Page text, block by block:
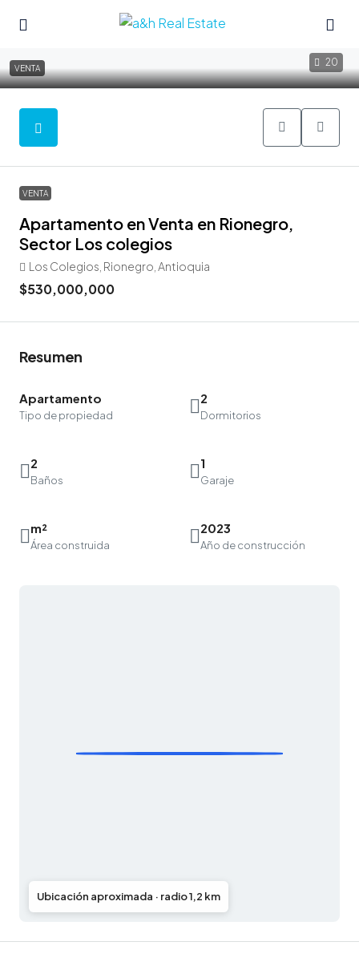
20
VENTA
VENTA
Apartamento en Venta en Rionegro,
Sector Los colegios
Los Colegios, Rionegro, Antioquia
$530,000,000
Resumen
Apartamento
Tipo de propiedad
2
Dormitorios
2
Baños
1
Garaje
m²
Área construida
2023
Año de construcción
Ubicación aproximada · radio 1,2 km